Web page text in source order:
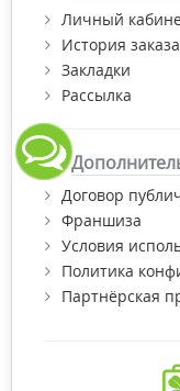
Личный
История заказа
Закладки
Рассылка
Договор
Франшиза
Условия
Политика
Партнёрская